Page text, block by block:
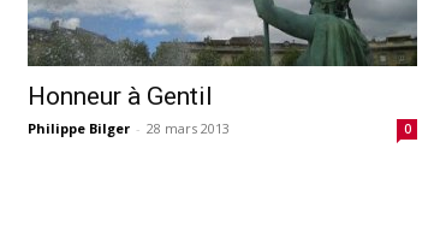
Honneur à Gentil
Philippe Bilger - 28 mars 2013 0